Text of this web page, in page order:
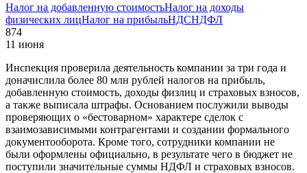
Налог на добавленную стоимостьНалог на доходы
физических лицНалог на прибыльНДСНДФЛ
874
11 июня
Инспекция проверила деятельность компании за три года и
доначислила более 80 млн рублей налогов на прибыль,
добавленную стоимость, доходы физлиц и страховых взносов,
а также выписала штрафы. Основанием послужили выводы
проверяющих о «бестоварном» характере сделок с
взаимозависимыми контрагентами и создании формального
документооборота. Кроме того, сотрудники компании не
были оформлены официально, в результате чего в бюджет не
поступили значительные суммы НДФЛ и страховых взносов.